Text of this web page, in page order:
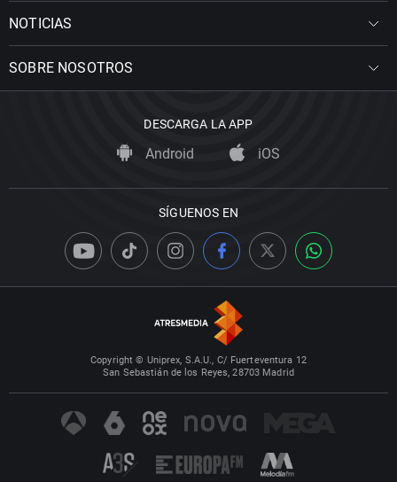
NOTICIAS
SOBRE NOSOTROS
DESCARGA LA APP
Android iOS
SÍGUENOS EN
Copyright © Uniprex, S.A.U., C/ Fuerteventura 12
San Sebastián de los Reyes, 28703 Madrid